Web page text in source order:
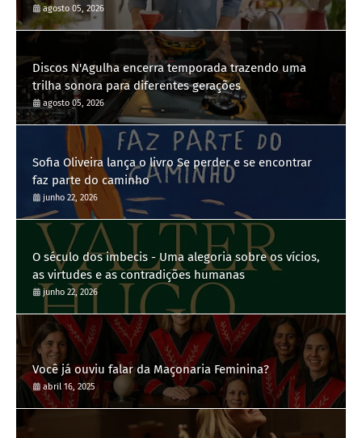
agosto 05, 2026
Discos N'Agulha encerra temporada trazendo uma
trilha sonora para diferentes gerações
agosto 05, 2026
Sofia Oliveira lança o livro Se perder e se encontrar
faz parte do caminho
junho 22, 2026
O século dos imbecis - Uma alegoria sobre os vícios,
as virtudes e as contradições humanas
junho 22, 2026
Você já ouviu falar da Maçonaria Feminina?
abril 16, 2025